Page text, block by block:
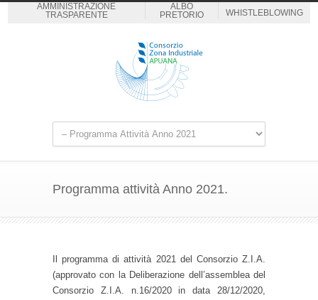
AMMINISTRAZIONE
TRASPARENTE
ALBO
PRETORIO
WHISTLEBLOWING
Programma attività Anno 2021.
Il programma di attività 2021 del Consorzio Z.I.A.
(approvato con la Deliberazione dell’assemblea del
Consorzio Z.I.A. n.16/2020 in data 28/12/2020,